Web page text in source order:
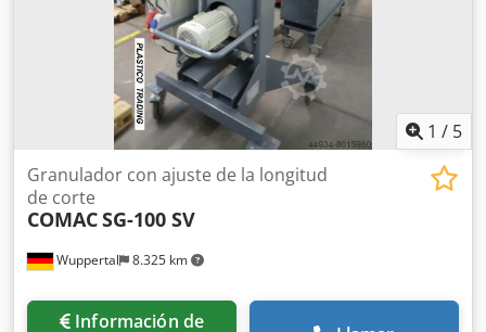
Intercambiador de calor Sistema de control Otros
granuladores sumergidos disponibles en fábrica, en
Wuppertal. (Gala, BKG Nordson, Econ) Disponibles en
almacén en Wuppertal: Líneas completas de compostaje y
granulación, con extrusora de un solo husillo o de doble
1 / 5
Wuppertal 8.325 km
Granulador con ajuste de la longitud
de corte
COMACSG-100 SV
Información de